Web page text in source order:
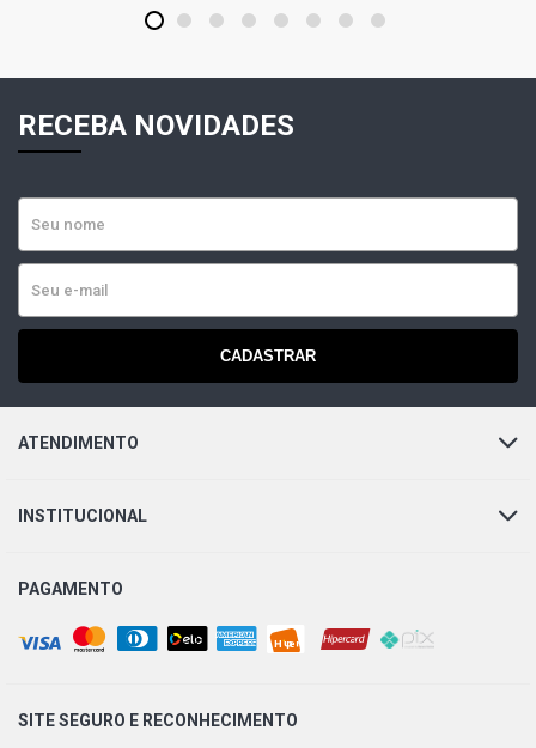
1 2 3 4 5 6 7 8
RECEBA NOVIDADES
CADASTRAR
ATENDIMENTO
INSTITUCIONAL
PAGAMENTO
SITE SEGURO E RECONHECIMENTO